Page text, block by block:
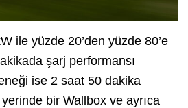
ile yüzde 20’den yüzde 80’e
şarj performansı
ise 2 saat 50 dakika
bir Wallbox ve ayrıca